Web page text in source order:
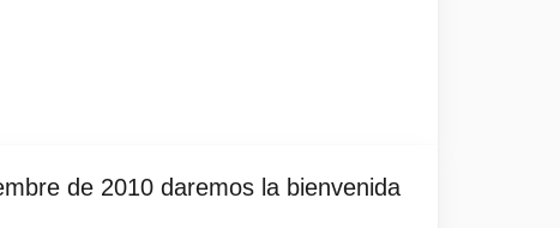
de 2010 daremos la bienvenida